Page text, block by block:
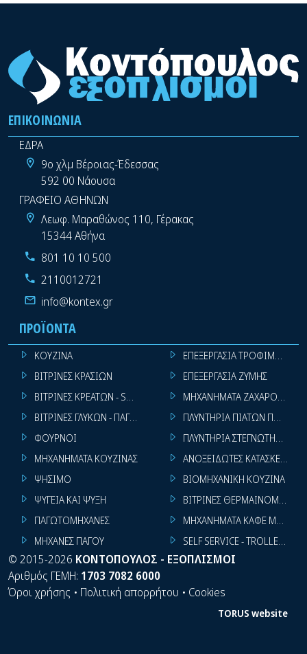
ΕΠΙΚΟΙΝΩΝΊΑ
ΕΔΡΑ
9ο χλμ Βέροιας-Έδεσσας
592 00 Νάουσα
ΓΡΑΦΕΙΟ ΑΘΗΝΩΝ
Λεωφ. Μαραθώνος 110, Γέρακας
15344 Αθήνα
801 10 10 500
2110012721
info@kontex.gr
ΠΡΟΪΌΝΤΑ
ΚΟΥΖΙΝΑ
ΒΙΤΡΙΝΕΣ ΚΡΑΣΙΩΝ
ΒΙΤΡΙΝΕΣ ΚΡΕΑΤΩΝ - SUPER MARKET
ΒΙΤΡΙΝΕΣ ΓΛΥΚΩΝ - ΠΑΓΩΤΩΝ
ΦΟΥΡΝΟΙ
ΜΗΧΑΝΗΜΑΤΑ ΚΟΥΖΙΝΑΣ
ΨΗΣΙΜΟ
ΨΥΓΕΙΑ ΚΑΙ ΨΥΞΗ
ΠΑΓΩΤΟΜΗΧΑΝΕΣ
ΜΗΧΑΝΕΣ ΠΑΓΟΥ
ΕΠΕΞΕΡΓΑΣΙΑ ΤΡΟΦΙΜΩΝ
ΕΠΕΞΕΡΓΑΣΙΑ ΖΥΜΗΣ
ΜΗΧΑΝΗΜΑΤΑ
ΠΛΥΝΤΗΡΙΑ ΠΙΑΤΩΝ
ΠΛΥΝΤΗΡΙΑ ΣΤΕΓΝΩΤΗΡΙΑ
ΑΝΟΞΕΙΔΩΤΕΣ ΚΑΤΑΣΚΕΥΕΣ
ΒΙΟΜΗΧΑΝΙΚΗ ΚΟΥΖΙΝΑ
ΒΙΤΡΙΝΕΣ ΘΕΡΜΑΙΝΟΜΕΝΕΣ
ΜΗΧΑΝΗΜΑΤΑ ΚΑΦΕ ΜΠΑΡ
SELF SERVICE - TROLLEY -
© 2015-2026 ΚΟΝΤΟΠΟΥΛΟΣ - ΕΞΟΠΛΙΣΜΟΙ
Αριθμός ΓΕΜΗ: 1703 7082 6000
Όροι χρήσης • Πολιτική απορρήτου • Cookies
TORUS website